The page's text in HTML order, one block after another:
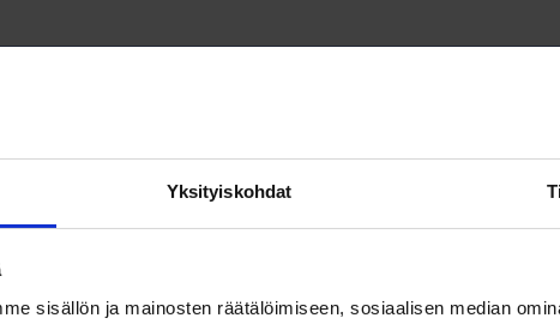
Yksityiskohdat
sisällön ja mainosten räätälöimiseen, sosiaalisen median